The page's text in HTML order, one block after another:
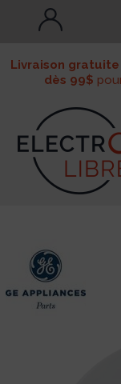
Livraison
dès 99$